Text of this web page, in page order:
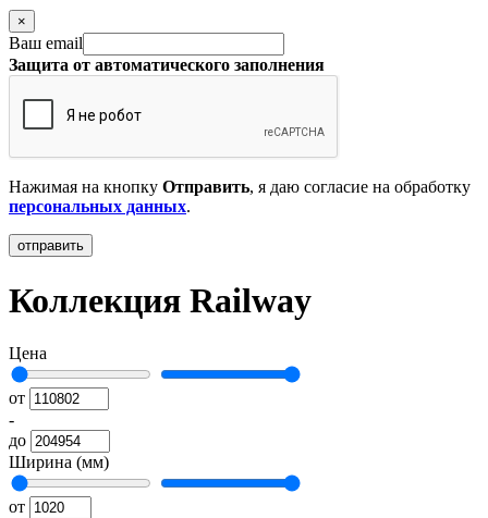
×
Ваш email
Защита от автоматического заполнения
Нажимая на кнопку Отправить, я даю согласие на обработку
персональных данных.
Коллекция Railway
Цена
от
-
до
Ширина (мм)
от